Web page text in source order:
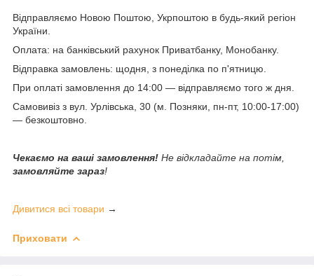
Відправляємо Новою Поштою, Укрпоштою в будь-який регіон
України.
Оплата: на банківський рахунок Приватбанку, Монобанку.
Відправка замовлень: щодня, з понеділка по п'ятницю.
При оплаті замовлення до 14:00 — відправляємо того ж дня.
Самовивіз з вул. Урлівська, 30 (м. Позняки, пн-пт, 10:00-17:00)
— безкоштовно.
Чекаємо на ваші замовлення! Не відкладайте на потім,
замовляйте зараз!
Дивитися всі товари →
Приховати